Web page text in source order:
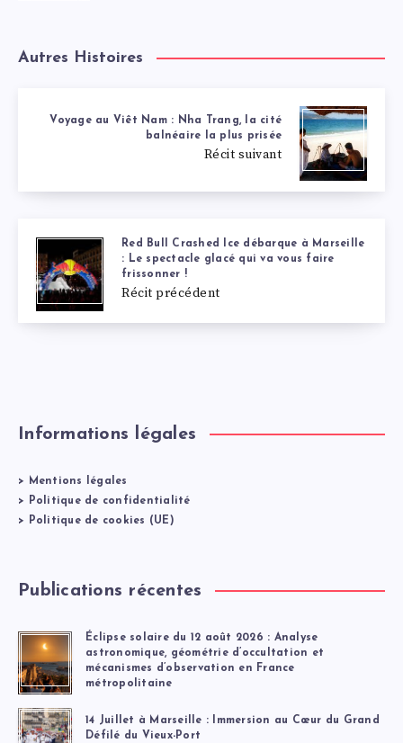
Autres Histoires
Voyage au Viêt Nam : Nha Trang, la cité
balnéaire la plus prisée
Récit suivant
Red Bull Crashed Ice débarque à Marseille
: Le spectacle glacé qui va vous faire
frissonner !
Récit précédent
Informations légales
>
Mentions légales
>
Politique de confidentialité
>
Politique de cookies (UE)
Publications récentes
Éclipse solaire du 12 août 2026 : Analyse
astronomique, géométrie d’occultation et
mécanismes d’observation en France
métropolitaine
14 Juillet à Marseille : Immersion au Cœur du Grand
Défilé du Vieux-Port